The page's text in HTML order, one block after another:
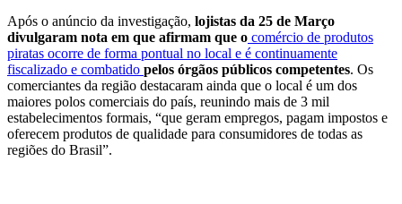
Após o anúncio da investigação, lojistas da 25 de Março
divulgaram nota em que afirmam que o comércio de produtos
piratas ocorre de forma pontual no local e é continuamente
fiscalizado e combatido pelos órgãos públicos competentes. Os
comerciantes da região destacaram ainda que o local é um dos
maiores polos comerciais do país, reunindo mais de 3 mil
estabelecimentos formais, “que geram empregos, pagam impostos e
oferecem produtos de qualidade para consumidores de todas as
regiões do Brasil”.